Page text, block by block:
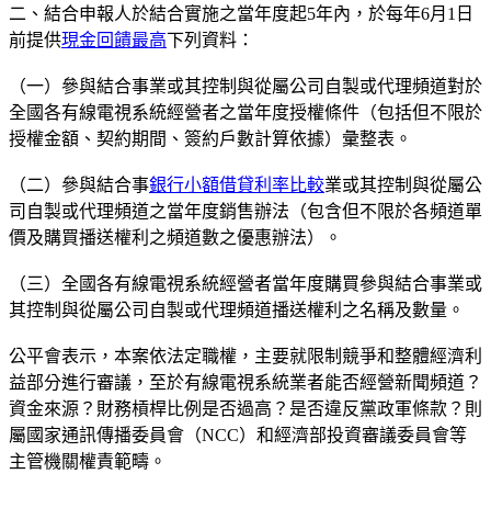
二、結合申報人於結合實施之當年度起5年內，於每年6月1日
前提供現金回饋最高下列資料：
（一）參與結合事業或其控制與從屬公司自製或代理頻道對於
全國各有線電視系統經營者之當年度授權條件（包括但不限於
授權金額、契約期間、簽約戶數計算依據）彙整表。
（二）參與結合事銀行小額借貸利率比較業或其控制與從屬公
司自製或代理頻道之當年度銷售辦法（包含但不限於各頻道單
價及購買播送權利之頻道數之優惠辦法）。
（三）全國各有線電視系統經營者當年度購買參與結合事業或
其控制與從屬公司自製或代理頻道播送權利之名稱及數量。
公平會表示，本案依法定職權，主要就限制競爭和整體經濟利
益部分進行審議，至於有線電視系統業者能否經營新聞頻道？
資金來源？財務槓桿比例是否過高？是否違反黨政軍條款？則
屬國家通訊傳播委員會（NCC）和經濟部投資審議委員會等
主管機關權責範疇。